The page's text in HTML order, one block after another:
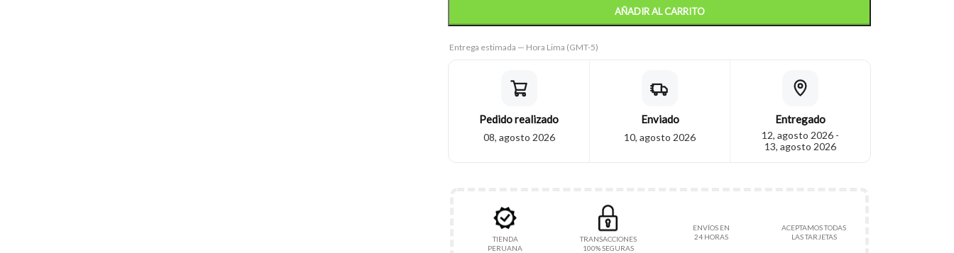
AÑADIR AL CARRITO
Entrega estimada — Hora Lima (GMT-5)
Pedido realizado
08, agosto 2026
Enviado
10, agosto 2026
Entregado
12, agosto 2026 -
13, agosto 2026
TIENDA
PERUANA
TRANSACCIONES
100% SEGURAS
ENVÍOS EN
24 HORAS
ACEPTAMOS TODAS
LAS TARJETAS